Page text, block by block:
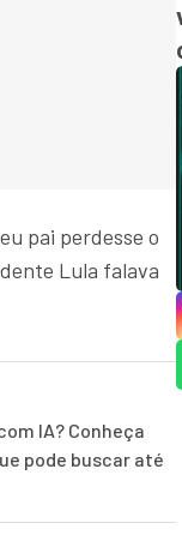
pai perdesse o
Lula falava
IA? Conheça
pode buscar até